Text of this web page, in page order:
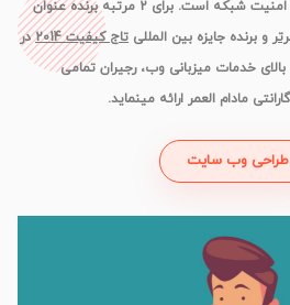
امنیت شبکه است. برای 2 مرتبه برنده عنوان
و برنده جایزه بین المللی تاج کیفیت 2014
در
خدمات میزبانی وب، رجيران تمامی
مادام العمر ارائه مینمايد.
طراحی وب سایت